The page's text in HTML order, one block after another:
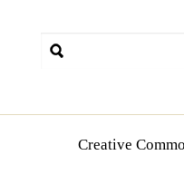
Creative